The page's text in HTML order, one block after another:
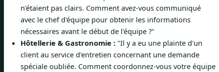
n'étaient pas clairs. Comment avez-vous communiqué
avec le chef d'équipe pour obtenir les informations
nécessaires avant le début de l'équipe ?"
Hôtellerie & Gastronomie : "Il y a eu une plainte d'un
client au service d'entretien concernant une demande
spéciale oubliée. Comment coordonnez-vous votre équipe